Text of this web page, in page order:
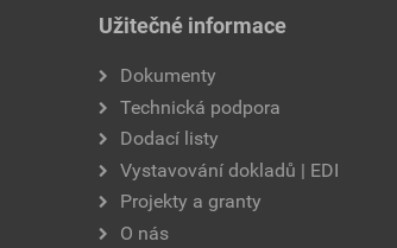
Užitečné informace
Dokumenty
Technická podpora
Dodací listy
Vystavování dokladů | EDI
Projekty a granty
O nás